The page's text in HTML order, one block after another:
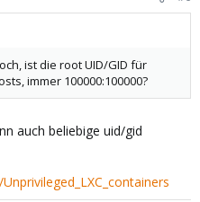
ist die root UID/GID für
immer 100000:100000?
auch beliebige uid/gid